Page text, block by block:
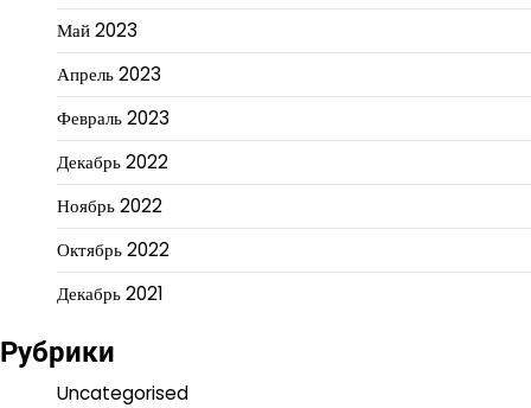
Май 2023
Апрель 2023
Февраль 2023
Декабрь 2022
Ноябрь 2022
Октябрь 2022
Декабрь 2021
Рубрики
Uncategorised